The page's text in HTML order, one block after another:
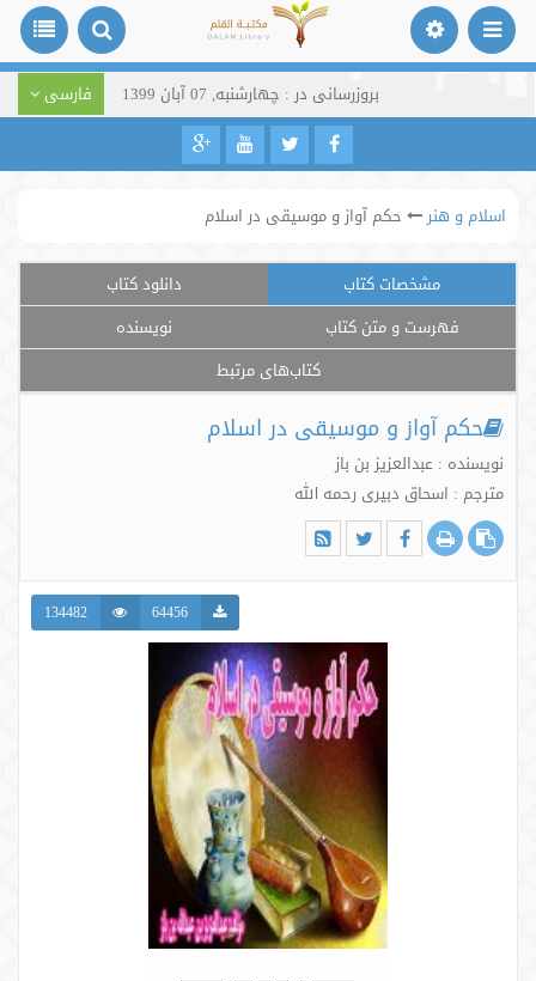
بروزرسانی در : چهارشنبه, 07 آبان 1399 فارسی
اسلام و هنر حکم آواز و موسیقی در اسلام
مشخصات کتاب
دانلود کتاب
فهرست و متن کتاب
نویسنده
کتاب‌های مرتبط
حکم آواز و موسیقی در اسلام
نویسنده : عبدالعزیز بن باز
مترجم : اسحاق دبیری رحمه الله
64456
134482